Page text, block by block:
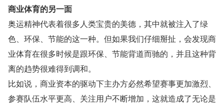
商业体育的另一面
奥运精神代表着很多人类宝贵的美德，其中就被注入了绿
色、环保、节能的这一种。但如果我们仔细掰扯，会发现商
业体育在很多时候是跟环保、节能背道而驰的，并且这种背
离的趋势很难得到调和。
比如说，商业资本的驱动下主办方必然希望赛事更加激烈、
参赛队伍水平更高、关注用户不断增加，这就造成了无论是